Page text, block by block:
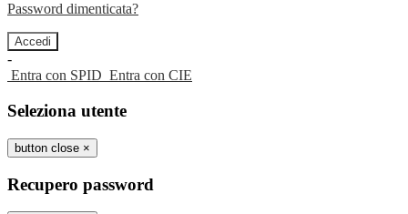
Password dimenticata?
-
Entra con SPID Entra con CIE
Seleziona utente
button close ×
Recupero password